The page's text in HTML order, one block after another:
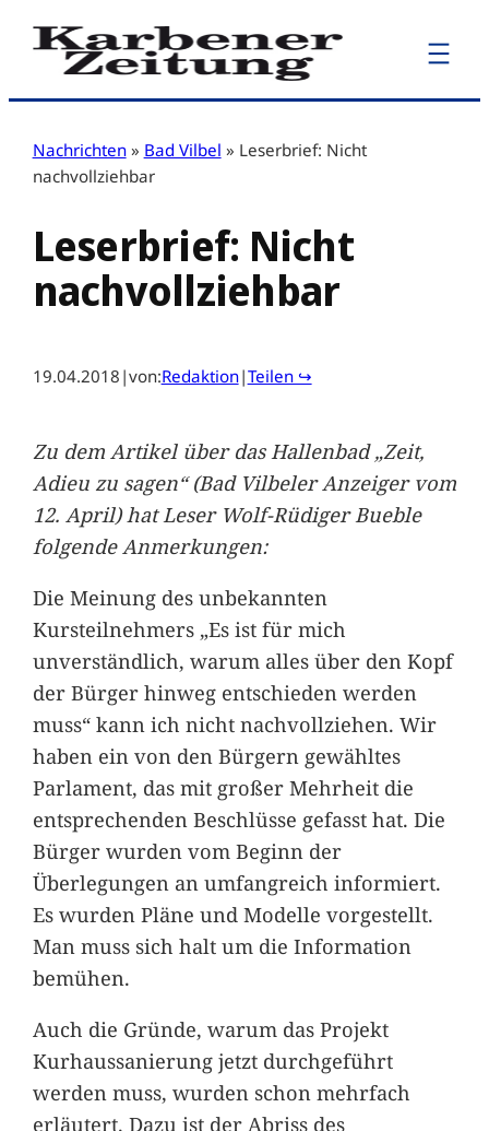
Zum
Inhalt
Nachrichten » Bad Vilbel » Leserbrief: Nicht
nachvollziehbar
Leserbrief: Nicht
nachvollziehbar
19.04.2018 |von:Redaktion|Teilen ↪
Zu dem Artikel über das Hallenbad „Zeit,
Adieu zu sagen“ (Bad Vilbeler Anzeiger vom
12. April) hat Leser Wolf-Rüdiger Bueble
folgende Anmerkungen:
Die Meinung des unbekannten
Kursteilnehmers „Es ist für mich
unverständlich, warum alles über den Kopf
der Bürger hinweg entschieden werden
muss“ kann ich nicht nachvollziehen. Wir
haben ein von den Bürgern gewähltes
Parlament, das mit großer Mehrheit die
entsprechenden Beschlüsse gefasst hat. Die
Bürger wurden vom Beginn der
Überlegungen an umfangreich informiert.
Es wurden Pläne und Modelle vorgestellt.
Man muss sich halt um die Information
bemühen.
Auch die Gründe, warum das Projekt
Kurhaussanierung jetzt durchgeführt
werden muss, wurden schon mehrfach
erläutert. Dazu ist der Abriss des